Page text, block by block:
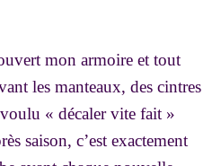
mon armoire et tout
les manteaux, des cintres
« décaler vite fait »
saison, c’est exactement